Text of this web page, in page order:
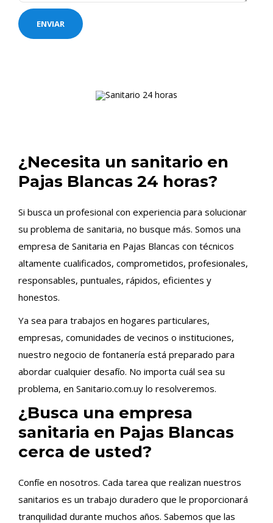
¿Necesita un sanitario en
Pajas Blancas 24 horas?
Si busca un profesional con experiencia para solucionar
su problema de sanitaria, no busque más. Somos una
empresa de Sanitaria en Pajas Blancas con técnicos
altamente cualificados, comprometidos, profesionales,
responsables, puntuales, rápidos, eficientes y
honestos.
Ya sea para trabajos en hogares particulares,
empresas, comunidades de vecinos o instituciones,
nuestro negocio de fontanería está preparado para
abordar cualquier desafío. No importa cuál sea su
problema, en Sanitario.com.uy lo resolveremos.
¿Busca una empresa
sanitaria en Pajas Blancas
cerca de usted?
Confíe en nosotros. Cada tarea que realizan nuestros
sanitarios es un trabajo duradero que le proporcionará
tranquilidad durante muchos años. Sabemos que las